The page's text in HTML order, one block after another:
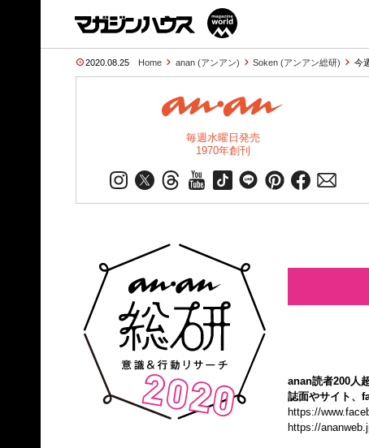
2020.08.25 Home anan (アンアン) Soken (アンアン総研) 今
毎週水曜日発売
1970年創刊
anan読者200人
誌面やサイト、
https://
https://